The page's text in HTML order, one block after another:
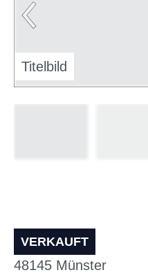
Titelbild
VERKAUFT
48145 Münster